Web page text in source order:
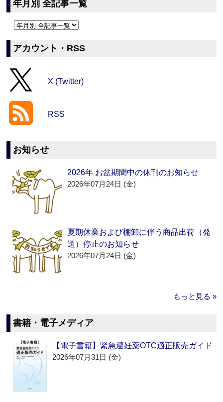
年月別 全記事一覧
アカウント・RSS
X (Twitter)
RSS
お知らせ
2026年 お盆期間中の休刊のお知らせ
2026年07月24日 (金)
夏期休業および棚卸に伴う商品出荷（発
送）停止のお知らせ
2026年07月24日 (金)
もっと見る »
書籍・電子メディア
【電子書籍】緊急避妊薬OTC適正販売ガイド
2026年07月31日 (金)